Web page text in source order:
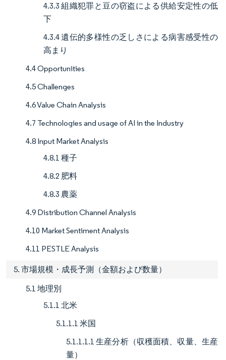
4.3.3 組織犯罪と豆の窃盗による供給安定性の低
下
4.3.4 遺伝的多様性の乏しさによる病害感受性の
高まり
4.4 Opportunities
4.5 Challenges
4.6 Value Chain Analysis
4.7 Technologies and usage of AI in the Industry
4.8 Input Market Analysis
4.8.1 種子
4.8.2 肥料
4.8.3 農薬
4.9 Distribution Channel Analysis
4.10 Market Sentiment Analysis
4.11 PESTLE Analysis
5. 市場規模・成長予測（金額および数量）
5.1 地理別
5.1.1 北米
5.1.1.1 米国
5.1.1.1.1 生産分析（収穫面積、収量、生産
量）